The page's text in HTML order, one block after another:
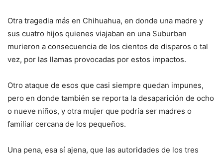
Otra tragedia más en Chihuahua, en donde una madre y
sus cuatro hijos quienes viajaban en una Suburban
murieron a consecuencia de los cientos de disparos o tal
vez, por las llamas provocadas por estos impactos.
Otro ataque de esos que casi siempre quedan impunes,
pero en donde también se reporta la desaparición de ocho
o nueve niños, y otra mujer que podría ser madres o
familiar cercana de los pequeños.
Una pena, esa sí ajena, que las autoridades de los tres